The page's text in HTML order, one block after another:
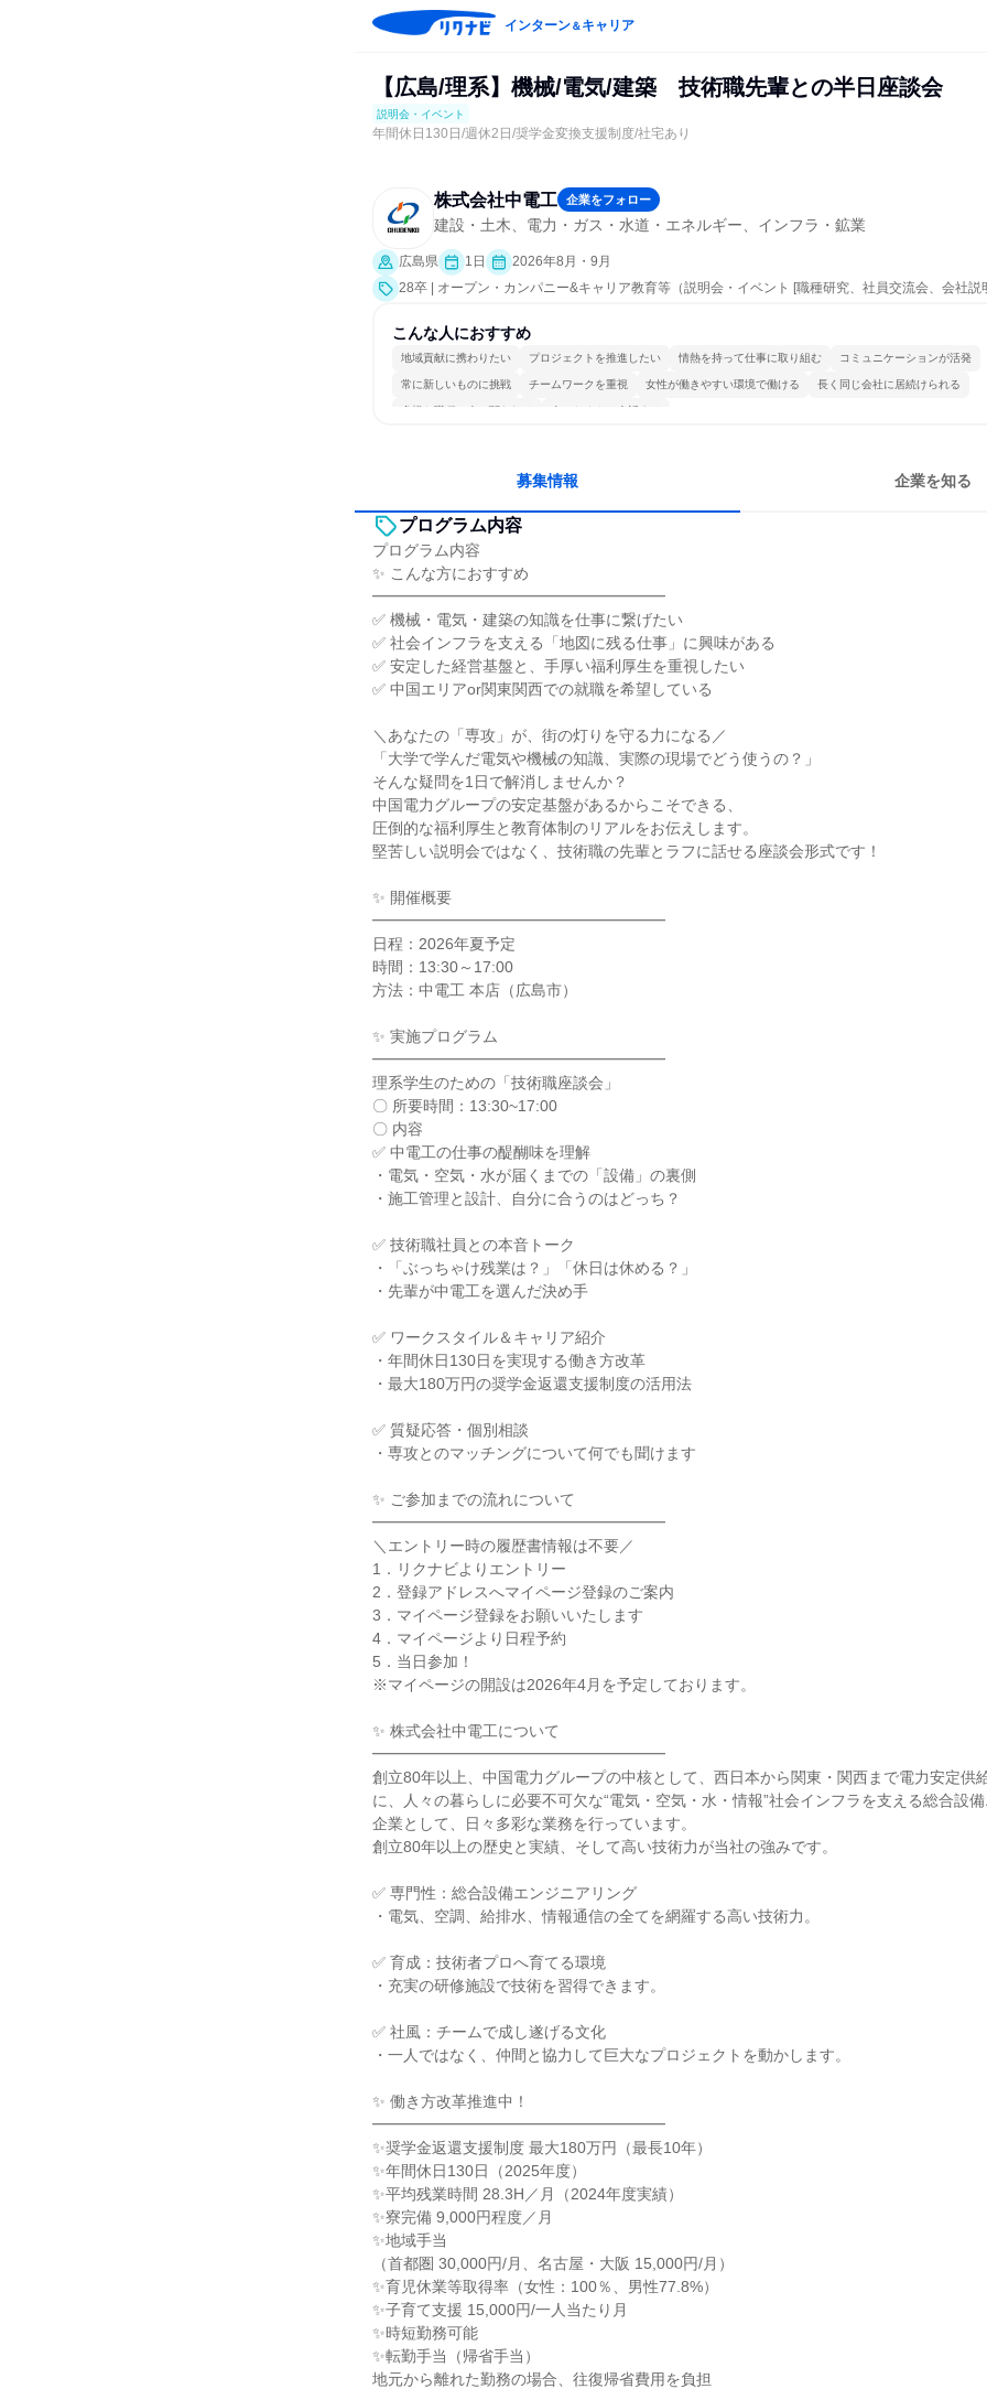
インターン＆キャリア
【広島/理系】機械/電気/建築 技術職先輩との半日座談会
説明会・イベント
年間休日130日/週休2日/奨学金変換支援制度/社宅あり
株式会社中電工 企業をフォロー
建設・土木、電力・ガス・水道・エネルギー、インフラ・鉱業
広島県 1日
2026年8月・9月
28卒 | オープン・カンパニー&キャリア教育等（説明会・イベント [職種研究、社員交流会、会社説
こんな人におすすめ
地域貢献に携わりたい プロジェクトを推進したい 情熱を持って仕事に取り組む コミュニケーションが活発
常に新しいものに挑戦 チームワークを重視 女性が働きやすい環境で働ける 長く同じ会社に居続けられる
多様な職種の人と関われる 人とたくさん会話する
募集情報 企業を知る
プログラム内容
プログラム内容
✨ こんな方におすすめ
━━━━━━━━━━━━━━━━━━━
✅ 機械・電気・建築の知識を仕事に繋げたい
✅ 社会インフラを支える「地図に残る仕事」に興味がある
✅ 安定した経営基盤と、手厚い福利厚生を重視したい
✅ 中国エリアor関東関西での就職を希望している
＼あなたの「専攻」が、街の灯りを守る力になる／
「大学で学んだ電気や機械の知識、実際の現場でどう使うの？」
そんな疑問を1日で解消しませんか？
中国電力グループの安定基盤があるからこそできる、
圧倒的な福利厚生と教育体制のリアルをお伝えします。
堅苦しい説明会ではなく、技術職の先輩とラフに話せる座談会形式です！
✨ 開催概要
━━━━━━━━━━━━━━━━━━━
日程：2026年夏予定
時間：13:30～17:00
方法：中電工 本店（広島市）
✨ 実施プログラム
━━━━━━━━━━━━━━━━━━━
理系学生のための「技術職座談会」
〇 所要時間：13:30~17:00
〇 内容
✅ 中電工の仕事の醍醐味を理解
・電気・空気・水が届くまでの「設備」の裏側
・施工管理と設計、自分に合うのはどっち？
✅ 技術職社員との本音トーク
・「ぶっちゃけ残業は？」「休日は休める？」
・先輩が中電工を選んだ決め手
✅ ワークスタイル＆キャリア紹介
・年間休日130日を実現する働き方改革
・最大180万円の奨学金返還支援制度の活用法
✅ 質疑応答・個別相談
・専攻とのマッチングについて何でも聞けます
✨ ご参加までの流れについて
━━━━━━━━━━━━━━━━━━━
＼エントリー時の履歴書情報は不要／
1．リクナビよりエントリー
2．登録アドレスへマイページ登録のご案内
3．マイページ登録をお願いいたします
4．マイページより日程予約
5．当日参加！
※マイページの開設は2026年4月を予定しております。
✨ 株式会社中電工について
━━━━━━━━━━━━━━━━━━━
創立80年以上、中国電力グループの中核として、西日本から関東・関西まで電力安定供
に、人々の暮らしに必要不可欠な“電気・空気・水・情報”社会インフラを支える総合設
企業として、日々多彩な業務を行っています。
創立80年以上の歴史と実績、そして高い技術力が当社の強みです。
✅ 専門性：総合設備エンジニアリング
・電気、空調、給排水、情報通信の全てを網羅する高い技術力。
✅ 育成：技術者プロへ育てる環境
・充実の研修施設で技術を習得できます。
✅ 社風：チームで成し遂げる文化
・一人ではなく、仲間と協力して巨大なプロジェクトを動かします。
✨ 働き方改革推進中！
━━━━━━━━━━━━━━━━━━━
✨奨学金返還支援制度 最大180万円（最長10年）
✨年間休日130日（2025年度）
✨平均残業時間 28.3H／月（2024年度実績）
✨寮完備 9,000円程度／月
✨地域手当
（首都圏 30,000円/月、名古屋・大阪 15,000円/月）
✨育児休業等取得率（女性：100％、男性77.8%）
✨子育て支援 15,000円/一人当たり月
✨時短勤務可能
✨転勤手当（帰省手当）
地元から離れた勤務の場合、往復帰省費用を負担